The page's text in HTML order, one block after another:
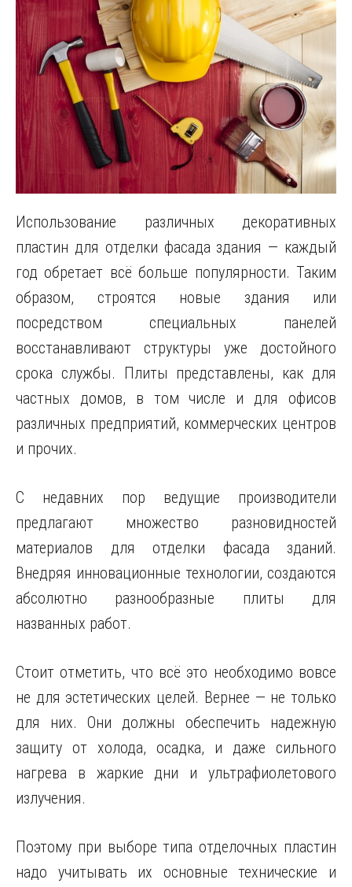
Использование различных декоративных
пластин для отделки фасада здания — каждый
год обретает всё больше популярности. Таким
образом, строятся новые здания или
посредством специальных панелей
восстанавливают структуры уже достойного
срока службы. Плиты представлены, как для
частных домов, в том числе и для офисов
различных предприятий, коммерческих центров
и прочих.
С недавних пор ведущие производители
предлагают множество разновидностей
материалов для отделки фасада зданий.
Внедряя инновационные технологии, создаются
абсолютно разнообразные плиты для
названных работ.
Стоит отметить, что всё это необходимо вовсе
не для эстетических целей. Вернее — не только
для них. Они должны обеспечить надежную
защиту от холода, осадка, и даже сильного
нагрева в жаркие дни и ультрафиолетового
излучения.
Поэтому при выборе типа отделочных пластин
надо учитывать их основные технические и